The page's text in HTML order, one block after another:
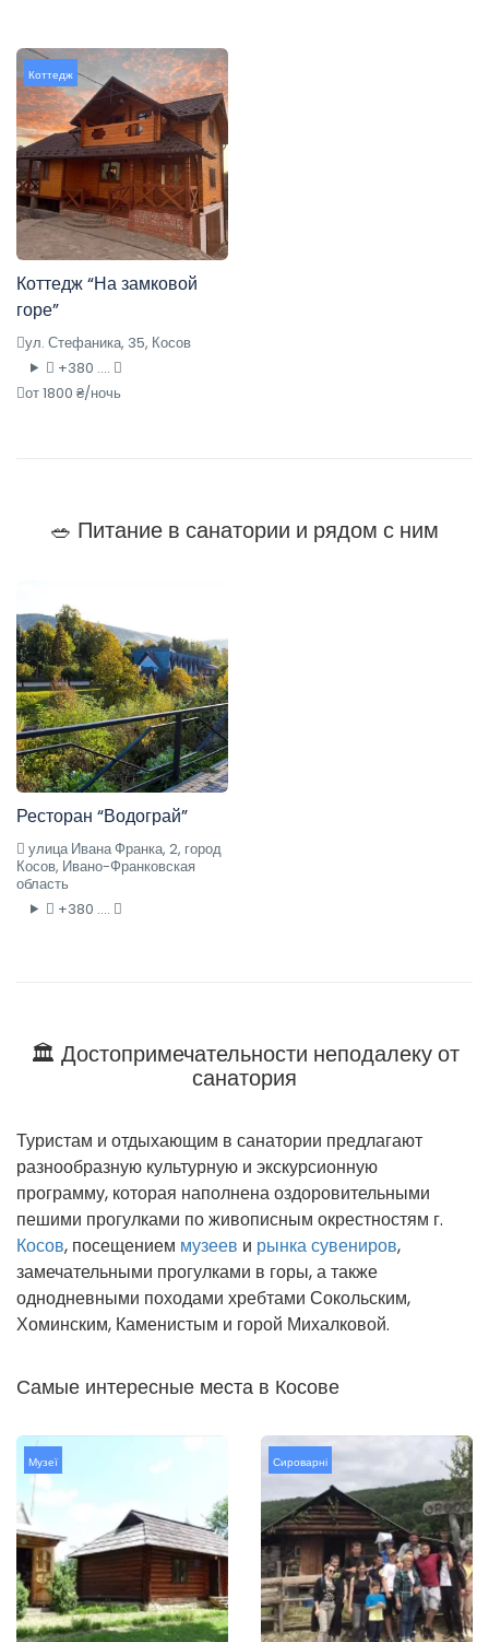
Коттедж
Коттедж “На замковой
горе”
ул. Стефаника, 35, Косов
+380 ....
от 1800 ₴/ночь
🥗 Питание в санатории и рядом с ним
Ресторан “Водограй”
улица Ивана Франка, 2, город
Косов, Ивано-Франковская
область
+380 ....
🏛 Достопримечательности неподалеку от
санатория
Туристам и отдыхающим в санатории предлагают
разнообразную культурную и экскурсионную
программу, которая наполнена оздоровительными
пешими прогулками по живописным окрестностям г.
Косов, посещением музеев и рынка сувениров,
замечательными прогулками в горы, а также
однодневными походами хребтами Сокольским,
Хоминским, Каменистым и горой Михалковой.
Самые интересные места в Косове
Музеї Сироварні